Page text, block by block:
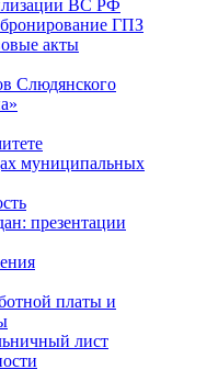
ВС РФ
ГПЗ
акты
Слюдянского
муниципальных
презентации
платы и
лист